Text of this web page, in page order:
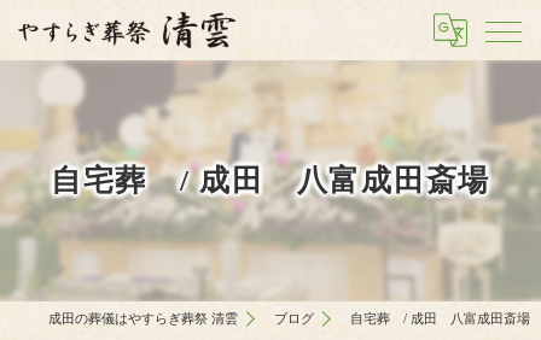
自宅葬 / 成田 八富成田斎場
成田の葬儀はやすらぎ葬祭 清雲 ブログ 自宅葬 / 成田 八富成田斎場